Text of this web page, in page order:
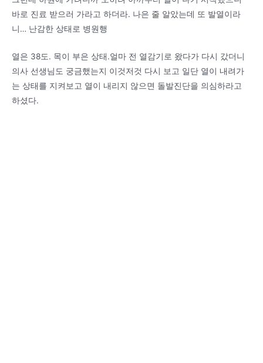
바로 진료 받으러 가라고 하더라. 나은 줄 알았는데 또 발열이라
니… 난감한 상태로 병원행
열은 38도. 목이 부은 상태.얼마 전 열감기로 왔다가 다시 갔더니
의사 선생님도 궁금했는지 이것저것 다시 보고 일단 열이 내려가
는 상태를 지켜보고 열이 내리지 않으면 돌발진단을 의심하라고
하셨다.